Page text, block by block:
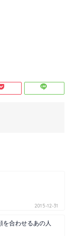
2015-12-31
を合わせるあの人